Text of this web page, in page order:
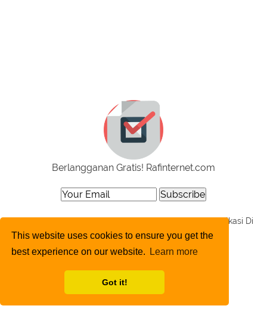
This website uses cookies to ensure you get the
best experience on our website.
Learn more
Got it!
Berlangganan Gratis! Rafinternet.com
Note : Setelah Berlangganan, Jangan Lupa Untuk Verifikasi Di
Email Kamu!